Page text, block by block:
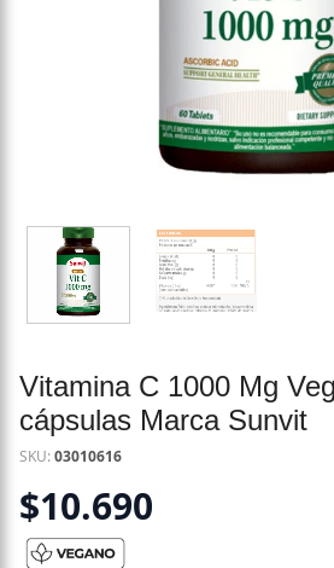
Vitamina C 1000 Mg
cápsulas Marca Sunvit
SKU:03010616
$10.690